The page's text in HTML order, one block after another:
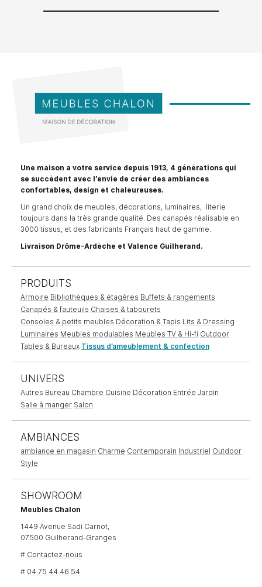
Une maison a votre service depuis 1913, 4 générations qui
se succèdent avec l’envie de créer des ambiances
confortables, design et chaleureuses.
Un grand choix de meubles, décorations, luminaires, literie
toujours dans la très grande qualité. Des canapés réalisable en
3000 tissus, et des fabricants Français haut de gamme.
Livraison Drôme-Ardèche et Valence Guilherand.
PRODUITS
Armoire Bibliothèques & étagères Buffets & rangements
Canapés & fauteuils Chaises & tabourets
Consoles & petits meubles Décoration & Tapis Lits & Dressing
Luminaires Meubles modulables Meubles TV & Hi-fi Outdoor
Tables & Bureaux Tissus d’ameublement & confection
UNIVERS
Autres Bureau Chambre Cuisine Décoration Entrée Jardin
Salle à manger Salon
AMBIANCES
ambiance en magasin Charme Contemporain Industriel Outdoor
Style
SHOWROOM
Meubles Chalon
1449 Avenue Sadi Carnot,
07500 Guilherand-Granges
# Contactez-nous
# 04 75 44 46 54